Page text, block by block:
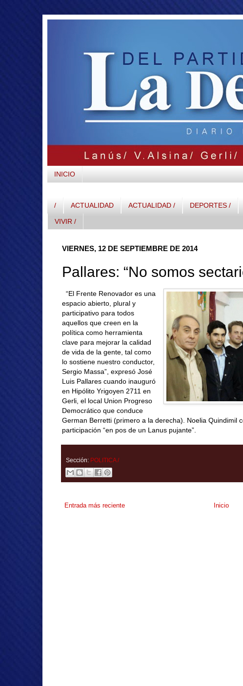
INICIO
/ ACTUALIDAD ACTUALIDAD / DEPORTES /
VIVIR /
VIERNES, 12 DE SEPTIEMBRE DE 2014
Pallares: “No somos
“El Frente Renovador es una
espacio abierto, plural y
participativo para todos
aquellos que creen en la
política como herramienta
clave para mejorar la calidad
de vida de la gente, tal como
lo sostiene nuestro conductor,
Sergio Massa”, expresó José
Luis Pallares cuando inauguró
en Hipólito Yrigoyen 2711 en
Gerli, el local Union Progreso
Democrático que conduce
German Berretti (primero a la derecha). Noelia Quindimil
participación “en pos de un Lanus pujante”.
Sección: POLITICA /
Entrada más reciente Inicio